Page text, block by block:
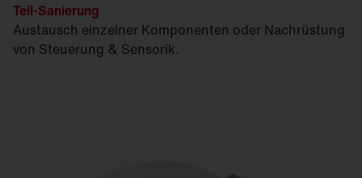
Teil-Sanierung
Austausch einzelner Komponenten oder Nachrüstung
von Steuerung & Sensorik.